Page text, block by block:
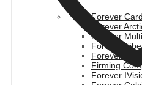
Forever
Forever
Forever
Forever
Forever
Firming
Forever